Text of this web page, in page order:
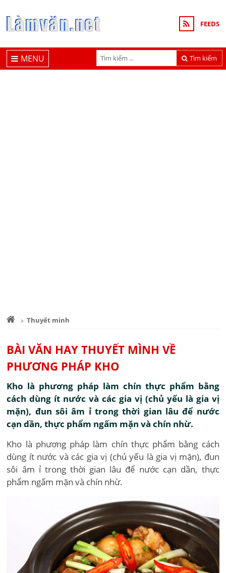
FEEDS
Tìm kiếm
MENU
Thuyết minh
BÀI VĂN HAY THUYẾT MÌNH VỀ
PHƯƠNG PHÁP KHO
Kho là phương pháp làm chín thực phẩm bằng
cách dùng ít nước và các gia vị (chủ yếu là gia vị
mặn), đun sôi âm ỉ trong thời gian lâu để nước
cạn dần, thực phẩm ngấm mặn và chín nhừ.
Kho là phương pháp làm chín thực phẩm bằng cách
dùng ít nước và các gia vị (chủ yếu là gia vị mặn), đun
sôi âm ỉ trong thời gian lâu để nước cạn dần, thực
phẩm ngấm mặn và chín nhừ.